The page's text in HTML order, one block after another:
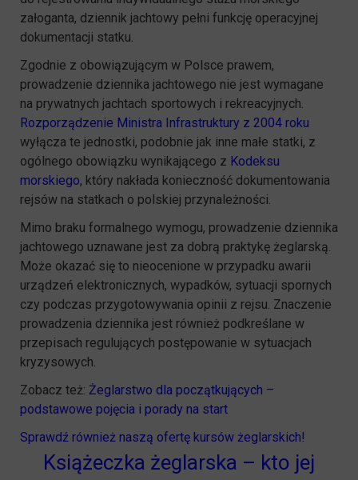
załoganta, dziennik jachtowy pełni funkcję operacyjnej
dokumentacji statku.
Zgodnie z obowiązującym w Polsce prawem,
prowadzenie dziennika jachtowego nie jest wymagane
na prywatnych jachtach sportowych i rekreacyjnych.
Rozporządzenie Ministra Infrastruktury z 2004 roku
wyłącza te jednostki, podobnie jak inne małe statki, z
ogólnego obowiązku wynikającego z Kodeksu
morskiego, który nakłada konieczność dokumentowania
rejsów na statkach o polskiej przynależności.
Mimo braku formalnego wymogu, prowadzenie dziennika
jachtowego uznawane jest za dobrą praktykę żeglarską.
Może okazać się to nieocenione w przypadku awarii
urządzeń elektronicznych, wypadków, sytuacji spornych
czy podczas przygotowywania opinii z rejsu. Znaczenie
prowadzenia dziennika jest również podkreślane w
przepisach regulujących postępowanie w sytuacjach
kryzysowych.
Zobacz też: Żeglarstwo dla początkujących –
podstawowe pojęcia i porady na start
Sprawdź również naszą ofertę kursów żeglarskich!
Książeczka żeglarska – kto jej